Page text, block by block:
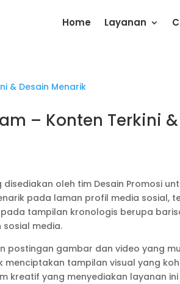
Home Layanan
– Konten Terkini
disediakan oleh tim Desain Promosi
pada laman profil media sosial,
tampilan kronologis berupa
media.
postingan gambar dan video yang
tampilan visual yang
kreatif yang menyediakan layanan